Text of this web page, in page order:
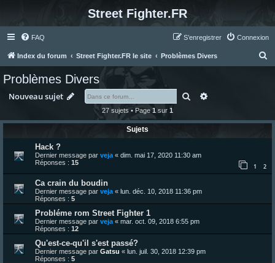
Street Fighter.FR
FAQ Connexion
S’enregistrer
Index du forum Street Fighter.FR le site Problèmes Divers
e
Problèmes Divers
Nouveau sujet Rechercher
27 sujets • Page 1 sur 1
Sujets
Hack ?
Dernier message par veja « dim. mai 17, 2020 11:30 am
Réponses : 15 1 2
Ca crain du boudin
Dernier message par veja « lun. déc. 10, 2018 11:36 pm
Réponses : 5
Probléme rom Street Fighter 1
Dernier message par veja « mar. oct. 09, 2018 6:55 pm
Réponses : 12
Qu'est-ce-qu'il s'est passé?
Dernier message par Gatsu « lun. juil. 30, 2018 12:39 pm
Réponses : 5